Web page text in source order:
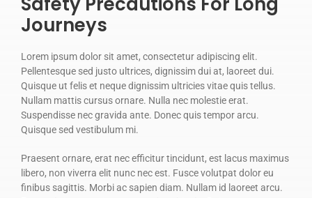
Journeys
Lorem ipsum dolor sit amet, consectetur adipiscing elit.
Pellentesque sed justo ultrices, dignissim dui at, laoreet dui.
Quisque ut felis et neque dignissim ultricies vitae quis tellus.
Nullam mattis cursus ornare. Nulla nec molestie erat.
Suspendisse nec gravida ante. Donec quis tempor arcu.
Quisque sed vestibulum mi.
Praesent ornare, erat nec efficitur tincidunt, est lacus maximus
libero, non viverra elit nunc nec est. Fusce volutpat dolor eu
finibus sagittis. Morbi ac sapien diam. Nullam id laoreet arcu.